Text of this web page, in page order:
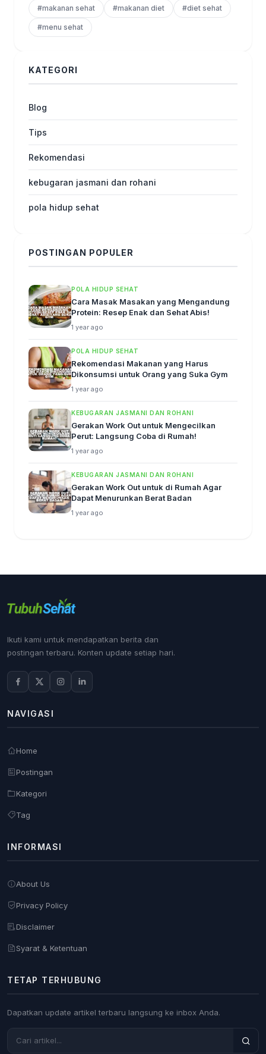
#makanan sehat #makanan diet #diet sehat
#menu sehat
KATEGORI
Blog
Tips
Rekomendasi
kebugaran jasmani dan rohani
pola hidup sehat
POSTINGAN POPULER
POLA HIDUP SEHAT
Cara Masak Masakan yang Mengandung
Protein: Resep Enak dan Sehat Abis!
1 year ago
POLA HIDUP SEHAT
Rekomendasi Makanan yang Harus
Dikonsumsi untuk Orang yang Suka Gym
1 year ago
KEBUGARAN JASMANI DAN ROHANI
Gerakan Work Out untuk Mengecilkan
Perut: Langsung Coba di Rumah!
1 year ago
KEBUGARAN JASMANI DAN ROHANI
Gerakan Work Out untuk di Rumah Agar
Dapat Menurunkan Berat Badan
1 year ago
Ikuti kami untuk mendapatkan berita dan
postingan terbaru. Konten update setiap hari.
NAVIGASI
Home
Postingan
Kategori
Tag
INFORMASI
About Us
Privacy Policy
Disclaimer
Syarat & Ketentuan
TETAP TERHUBUNG
Dapatkan update artikel terbaru langsung ke inbox Anda.